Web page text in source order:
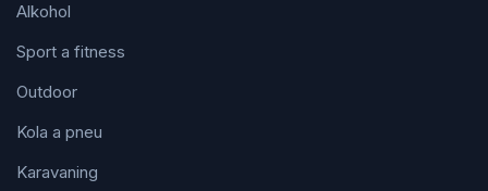
Alkohol
Sport a fitness
Outdoor
Kola a pneu
Karavaning